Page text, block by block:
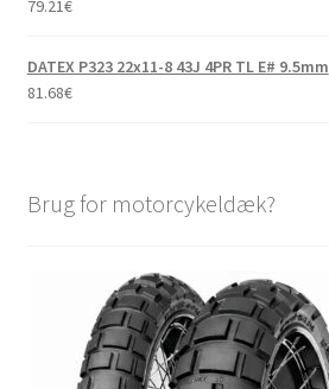
79.21€
DATEX P323 22x11-8 43J 4PR TL E# 9.5mm
81.68€
Brug for motorcykeldæk?